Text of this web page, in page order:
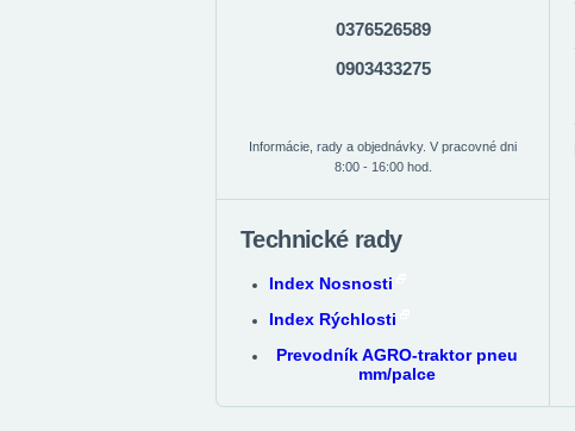
0376526589
0903433275
Informácie, rady a objednávky. V pracovné dni
8:00 - 16:00 hod.
Technické rady
Index Nosnosti
Index Rýchlosti
Prevodník AGRO-traktor pneu
mm/palce